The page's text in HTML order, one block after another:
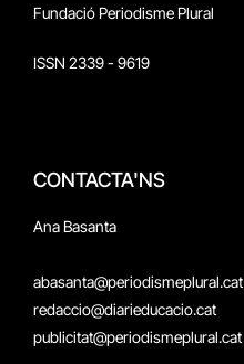
Fundació Periodisme Plural
ISSN 2339 - 9619
CONTACTA'NS
Ana Basanta
abasanta@periodismeplural.cat
redaccio@diarieducacio.cat
publicitat@periodismeplural.cat